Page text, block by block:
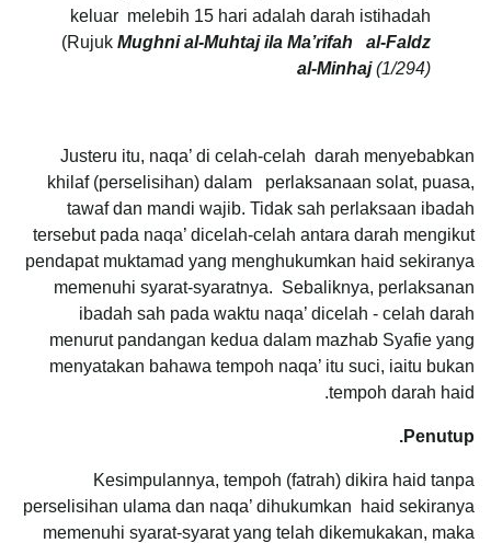
keluar melebih 15 hari adalah darah istihadah
(Rujuk Mughni al-Muhtaj ila Ma’rifah
al-Faldz
al-Minhaj(1/294)
Justeru itu, naqa’ di celah-celah darah menyebabkan
khilaf (perselisihan) dalam perlaksanaan solat, puasa,
tawaf dan mandi wajib. Tidak sah perlaksaan ibadah
tersebut pada naqa’ dicelah-celah antara darah mengikut
pendapat muktamad yang menghukumkan haid sekiranya
memenuhi syarat-syaratnya. Sebaliknya, perlaksanan
ibadah sah pada waktu naqa’ dicelah - celah darah
menurut pandangan kedua dalam mazhab Syafie yang
menyatakan bahawa tempoh naqa’ itu suci, iaitu bukan
tempoh darah haid.
Penutup.
Kesimpulannya, tempoh (fatrah) dikira haid tanpa
perselisihan ulama dan naqa’ dihukumkan haid sekiranya
memenuhi syarat-syarat yang telah dikemukakan, maka